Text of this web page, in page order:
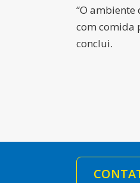
“O
com comida
conclui.